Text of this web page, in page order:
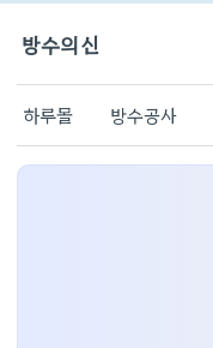
방수의신
하루몰 방수공사